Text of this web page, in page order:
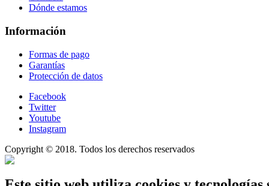
Dónde estamos
Información
Formas de pago
Garantías
Protección de datos
Facebook
Twitter
Youtube
Instagram
Copyright © 2018. Todos los derechos reservados